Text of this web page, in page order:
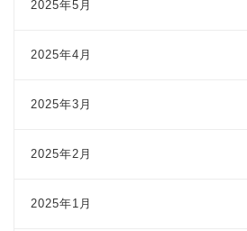
2025年5月
2025年4月
2025年3月
2025年2月
2025年1月